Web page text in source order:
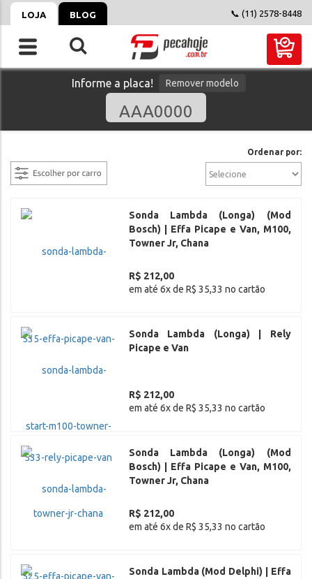
LOJA BLOG 📞 (11) 2578-8448
Informe a placa! Remover modelo
Ordenar por:
Sonda Lambda (Longa) (Mod
Bosch) | Effa Picape e Van, M100,
Towner Jr, Chana
R$ 212,00
em até 6x de R$ 35,33 no cartão
Sonda Lambda (Longa) | Rely
Picape e Van
R$ 212,00
em até 6x de R$ 35,33 no cartão
Sonda Lambda (Longa) (Mod
Bosch) | Effa Picape e Van, M100,
Towner Jr, Chana
R$ 212,00
em até 6x de R$ 35,33 no cartão
Sonda Lambda (Mod Delphi) | Effa